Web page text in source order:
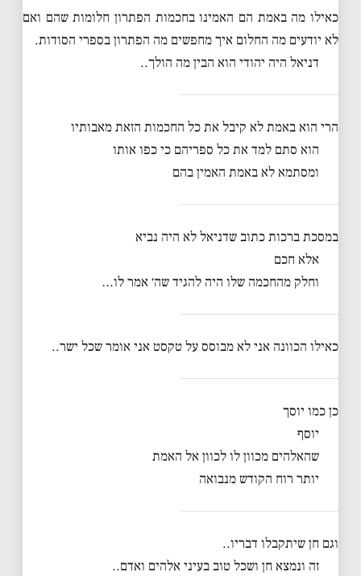
כאילו מה באמת הם האמינו בחכמות הפתרון חלומות שהם ואם
לא יודעים מה החלום איך מחפשים מה הפתרון בספרי הסודות.
דניאל היה יהודי הוא הבין מה הולך..
הרי הוא באמת לא קיבל את כל החכמות הזאת מאבותיו
הוא סתם למד את כל ספריהם כי כפו אותו
ומסתמא לא באמת האמין בהם
במסכת ברכות כתוב שדניאל לא היה נביא
אלא חכם
וחלק מהחכמה שלו היה להגיד שה׳ אמר לו…
כאילו הכוונה אני לא מבוסס על טקסט אני אומר שכל ישר..
כן כמו יוסך
יוסף
שהאלהים מכוון לו לכוון אל האמת
יותר רוח הקודש מנבואה
וגם חן שיתקבלו דבריו..
זה ונמצא חן ושכל טוב בעיני אלהים ואדם..